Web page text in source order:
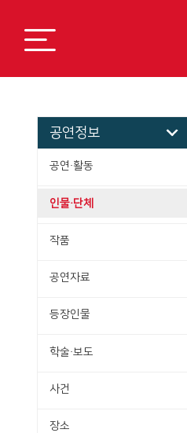
공연정보
공연·활동
인물·단체
작품
공연자료
등장인물
학술·보도
사건
장소